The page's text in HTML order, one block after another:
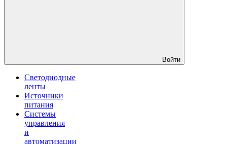
Войти
Светодиодные
ленты
Источники
питания
Системы
управления
и
автоматизации